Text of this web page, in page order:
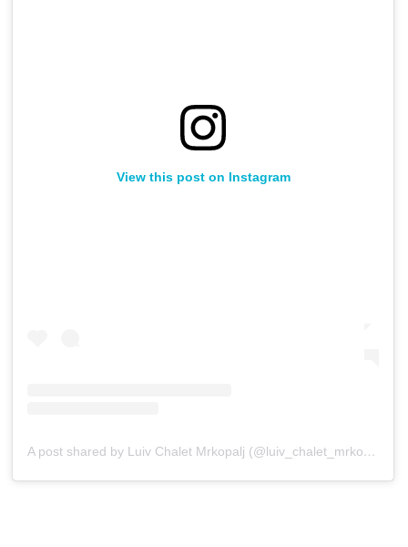
View this post on Instagram
A post shared by Luiv Chalet Mrkopalj (@luiv_chalet_mrkopalj)